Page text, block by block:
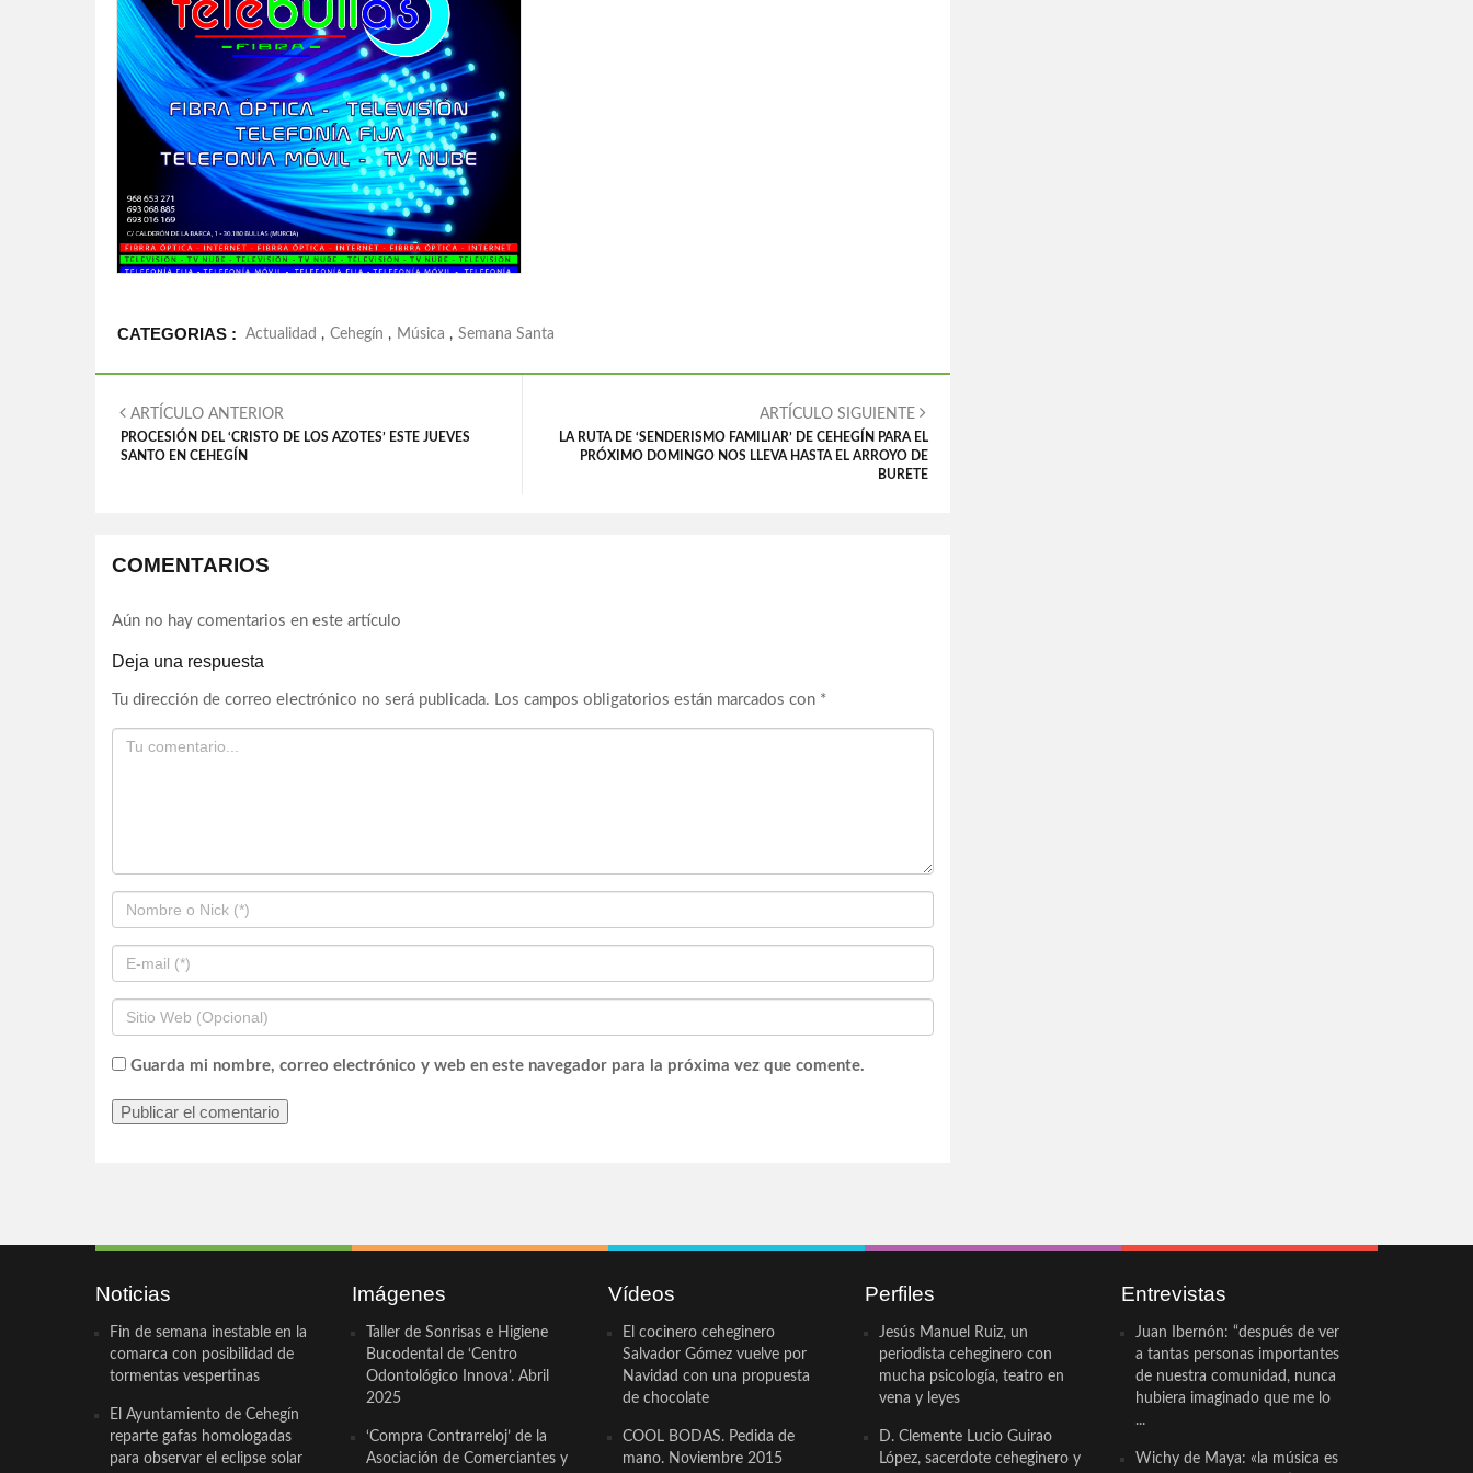
CATEGORIAS : Actualidad , Cehegín , Música , Semana Santa
ARTÍCULO ANTERIOR
PROCESIÓN DEL ‘CRISTO DE LOS AZOTES’ ESTE JUEVES
SANTO EN CEHEGÍN
ARTÍCULO SIGUIENTE
LA RUTA DE ‘SENDERISMO FAMILIAR’ DE CEHEGÍN PARA EL
PRÓXIMO DOMINGO NOS LLEVA HASTA EL ARROYO DE
BURETE
COMENTARIOS
Aún no hay comentarios en este artículo
Deja una respuesta
Tu dirección de correo electrónico no será publicada. Los campos obligatorios están marcados con *
Guarda mi nombre, correo electrónico y web en este navegador para la próxima vez que comente.
Noticias
Fin de semana inestable en la
comarca con posibilidad de
tormentas vespertinas
El Ayuntamiento de Cehegín
reparte gafas homologadas
para observar el eclipse solar
Imágenes
Taller de Sonrisas e Higiene
Bucodental de ‘Centro
Odontológico Innova’. Abril
2025
‘Compra Contrarreloj’ de la
Asociación de Comerciantes y
Vídeos
El cocinero ceheginero
Salvador Gómez vuelve por
Navidad con una propuesta
de chocolate
COOL BODAS. Pedida de
mano. Noviembre 2015
Perfiles
Jesús Manuel Ruiz, un
periodista ceheginero con
mucha psicología, teatro en
vena y leyes
D. Clemente Lucio Guirao
López, sacerdote ceheginero y
Entrevistas
Juan Ibernón: “después de ver
a tantas personas importantes
de nuestra comunidad, nunca
hubiera imaginado que me lo
...
Wichy de Maya: «la música es